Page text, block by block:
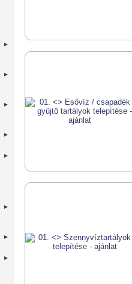
►
►
►
►
►
►
►
►